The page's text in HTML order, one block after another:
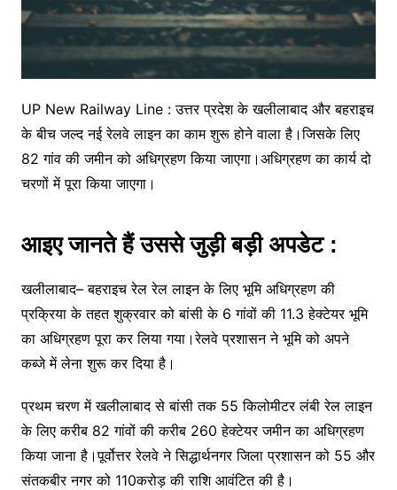
UP New Railway Line : उत्तर प्रदेश के खलीलाबाद और बहराइच
के बीच जल्द नई रेलवे लाइन का काम शुरू होने वाला है।जिसके लिए
82 गांव की जमीन को अधिग्रहण किया जाएगा।अधिग्रहण का कार्य दो
चरणों में पूरा किया जाएगा।
आइए जानते हैं उससे जुड़ी बड़ी अपडेट :
खलीलाबाद– बहराइच रेल रेल लाइन के लिए भूमि अधिग्रहण की
प्रक्रिया के तहत शुक्रवार को बांसी के 6 गांवों की 11.3 हेक्टेयर भूमि
का अधिग्रहण पूरा कर लिया गया।रेलवे प्रशासन ने भूमि को अपने
कब्जे में लेना शुरू कर दिया है।
प्रथम चरण में खलीलाबाद से बांसी तक 55 किलोमीटर लंबी रेल लाइन
के लिए करीब 82 गांवों की करीब 260 हेक्टेयर जमीन का अधिग्रहण
किया जाना है।पूर्वोत्तर रेलवे ने सिद्धार्थनगर जिला प्रशासन को 55 और
संतकबीर नगर को 110करोड़ की राशि आवंटित की है।